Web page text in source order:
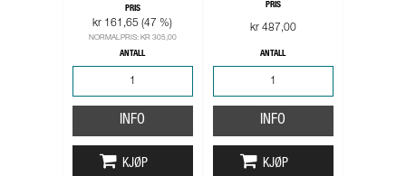
PRIS
kr 161,65 (47 %)
NORMALPRIS: KR 305,00
ANTALL
INFO
KJØP
PRIS
kr 487,00
ANTALL
INFO
KJØP